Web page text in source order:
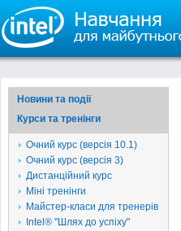
Новини та події
Курси та тренінги
Очний курс (версія 10.1)
Очний курс (версія 3)
Дистанційний курс
Міні тренінги
Майстер-класи для тренерів
Intel® "Шлях до успіху"